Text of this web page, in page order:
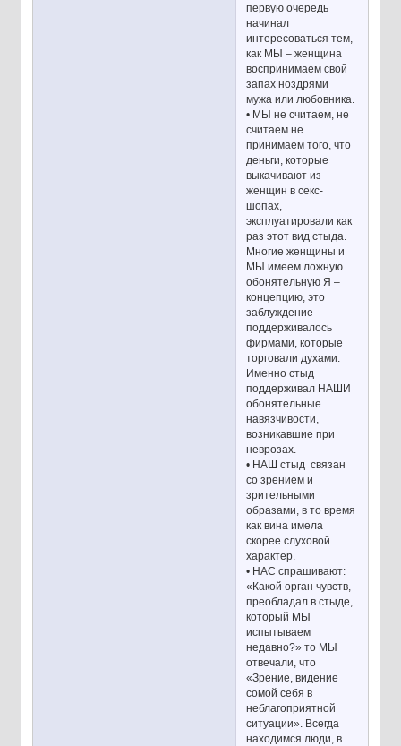
первую очередь
начинал
интересоваться тем,
как МЫ – женщина
воспринимаем свой
запах ноздрями
мужа или любовника.
• МЫ не считаем, не
считаем не
принимаем того, что
деньги, которые
выкачивают из
женщин в секс-
шопах,
эксплуатировали как
раз этот вид стыда.
Многие женщины и
МЫ имеем ложную
обонятельную Я –
концепцию, это
заблуждение
поддерживалось
фирмами, которые
торговали духами.
Именно стыд
поддерживал НАШИ
обонятельные
навязчивости,
возникавшие при
неврозах.
• НАШ стыд связан
со зрением и
зрительными
образами, в то время
как вина имела
скорее слуховой
характер.
• НАС спрашивают:
«Какой орган чувств,
преобладал в стыде,
который МЫ
испытываем
недавно?» то МЫ
отвечали, что
«Зрение, видение
сомой себя в
неблагоприятной
ситуации». Всегда
находимся люди, в